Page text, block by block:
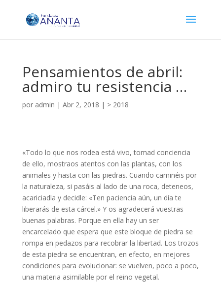
Pensamientos de abril:
admiro tu resistencia …
por admin | Abr 2, 2018 | > 2018
«Todo lo que nos rodea está vivo, tomad conciencia
de ello, mostraos atentos con las plantas, con los
animales y hasta con las piedras. Cuando caminéis por
la naturaleza, si pasáis al lado de una roca, deteneos,
acariciadla y decidle: «Ten paciencia aún, un día te
liberarás de esta cárcel.» Y os agradecerá vuestras
buenas palabras. Porque en ella hay un ser
encarcelado que espera que este bloque de piedra se
rompa en pedazos para recobrar la libertad. Los trozos
de esta piedra se encuentran, en efecto, en mejores
condiciones para evolucionar: se vuelven, poco a poco,
una materia asimilable por el reino vegetal.